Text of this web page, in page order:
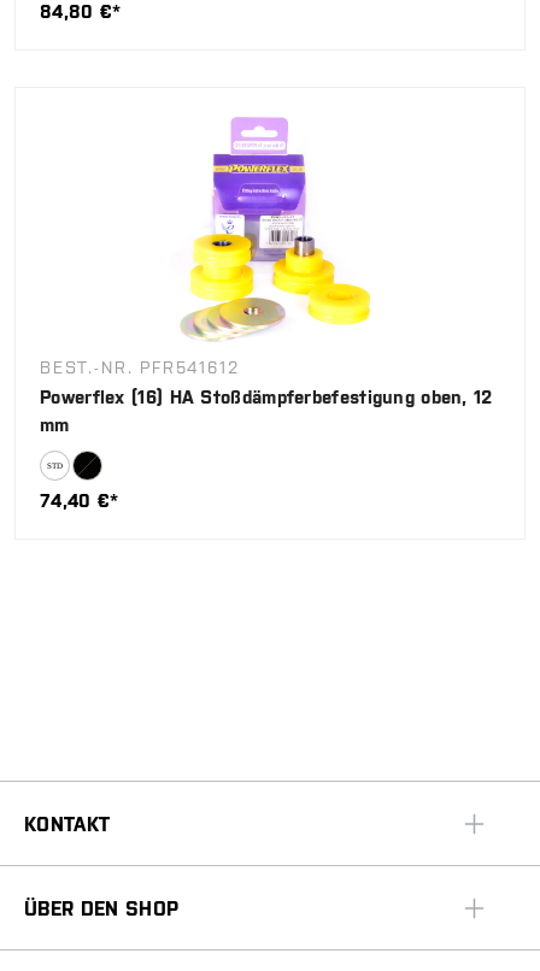
84,80 €*
BEST.-NR. PFR541612
Powerflex (16) HA Stoßdämpferbefestigung oben, 12
mm
74,40 €*
KONTAKT
ÜBER DEN SHOP